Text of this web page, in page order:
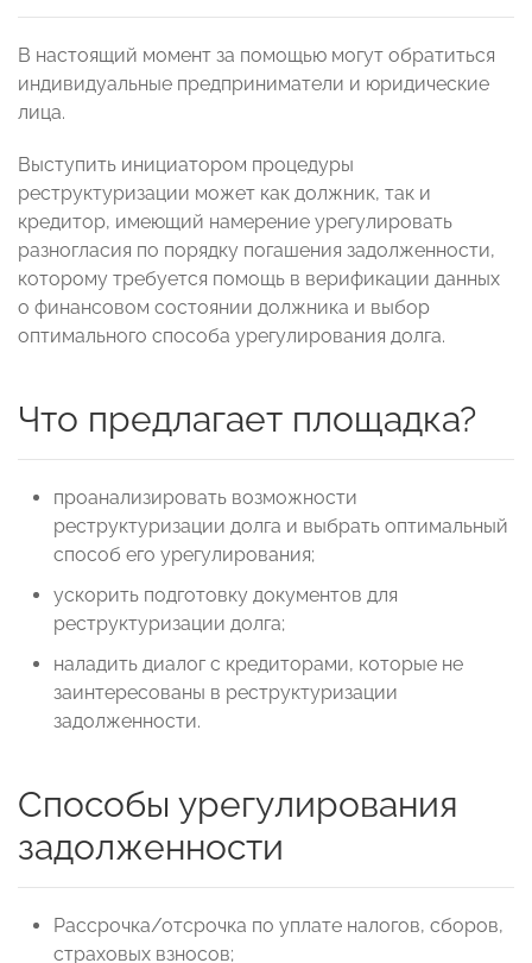
В настоящий момент за помощью могут обратиться
индивидуальные предприниматели и юридические
лица.
Выступить инициатором процедуры
реструктуризации может как должник, так и
кредитор, имеющий намерение урегулировать
разногласия по порядку погашения задолженности,
которому требуется помощь в верификации данных
о финансовом состоянии должника и выбор
оптимального способа урегулирования долга.
Что предлагает площадка?
проанализировать возможности
реструктуризации долга и выбрать оптимальный
способ его урегулирования;
ускорить подготовку документов для
реструктуризации долга;
наладить диалог с кредиторами, которые не
заинтересованы в реструктуризации
задолженности.
Способы урегулирования
задолженности
Рассрочка/отсрочка по уплате налогов, сборов,
страховых взносов;